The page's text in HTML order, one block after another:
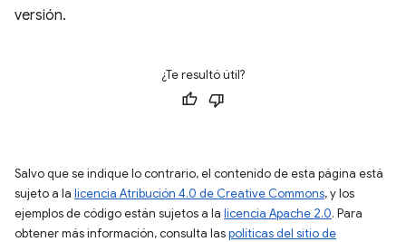
versión.
¿Te resultó útil?
Salvo que se indique lo contrario, el contenido de esta página está
sujeto a la licencia Atribución 4.0 de Creative Commons, y los
ejemplos de código están sujetos a la licencia Apache 2.0. Para
obtener más información, consulta laspolíticas del sitio de